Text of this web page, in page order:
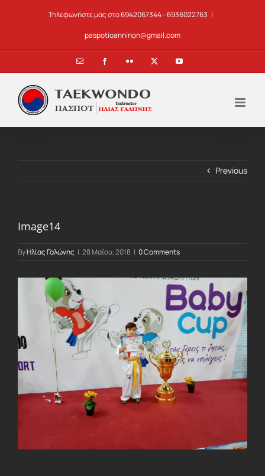
Τηλεφωνήστε μας στο 6942067344 - 6936022763 |
paspotioanninon@gmail.com
Email FacebookFlickr YouTube
Previous
Image14
ByΗλίας Γαλώνης | 28 Μαΐου, 2018 | 0 Comments